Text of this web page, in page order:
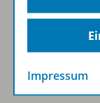
Impressum